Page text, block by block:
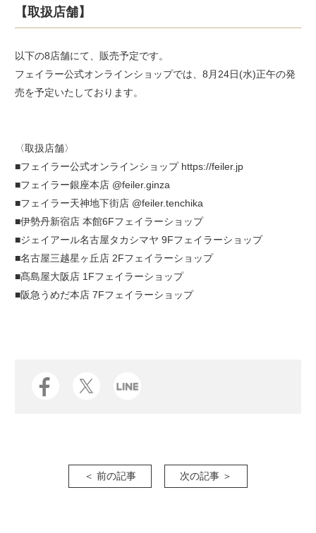
【取扱店舗】
以下の8店舗にて、販売予定です。
フェイラー公式オンラインショップでは、8月24日(水)正午の発
売を予定いたしております。
〈取扱店舗〉
■フェイラー公式オンラインショップ https://feiler.jp
■フェイラー銀座本店 @feiler.ginza
■フェイラー天神地下街店 @feiler.tenchika
■伊勢丹新宿店 本館6Fフェイラーショップ
■ジェイアール名古屋タカシマヤ 9Fフェイラーショップ
■名古屋三越星ヶ丘店 2Fフェイラーショップ
■髙島屋大阪店 1Fフェイラーショップ
■阪急うめだ本店 7Fフェイラーショップ
＜ 前の記事 次の記事 ＞